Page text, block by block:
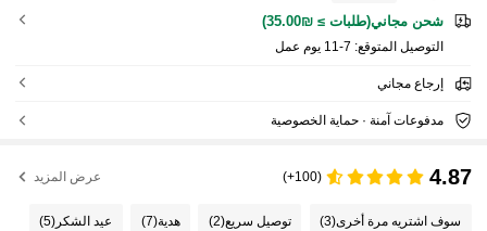
شحن مجاني(طلبات ≥ ₪35.00)
التوصيل المتوقع: 7-11 يوم عمل
إرجاع مجاني
مدفوعات آمنة · حماية الخصوصية
4.87
(100+) عرض المزيد
سوف اشتريه مرة أخرى(3) توصيل سريع(2) هدية(7) عيد الشكر (5)